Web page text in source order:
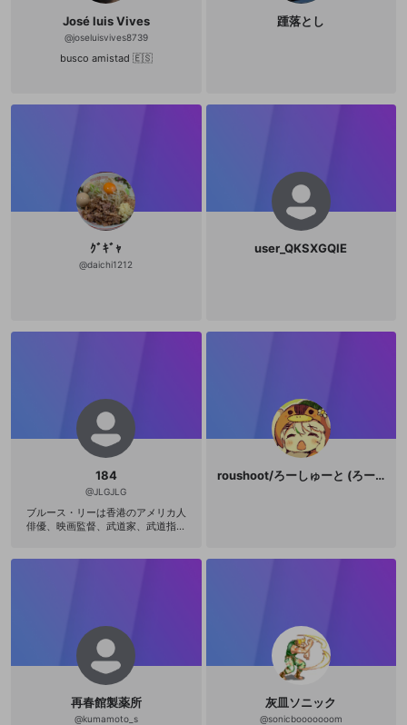
José luis Vives
@joseluisvives8739
busco amistad 🇪🇸
踵落とし
ｸﾞｷﾞｬ
@daichi1212
user_QKSXGQIE
184
@JLGJLG
ブルース・リーは香港のアメリカ人
俳優、映画監督、武道家、武道指導
くろみ、それについての膨大な数の
メモやイラストを遺している。日本
人の武道家が、リーの遺した截拳道
に関するファイルを、1980年に『魂
の武器』という一冊の書物にまとめ
ている。その書物の一章で、リー
は、従来の「武道」がその原理とし
roushoot/ろーしゅーと (ろーし
再春館製薬所
@kumamoto_s
灰皿ソニック
@sonicbooooooom